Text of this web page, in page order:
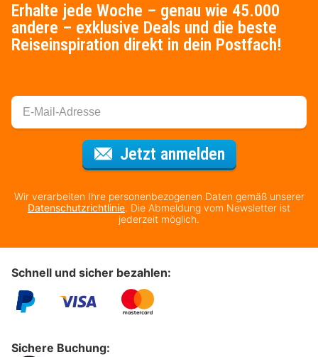
Erhalte jede Woche – genau wie 45.000
andere – exklusive Deals und die beste
Reiseinspiration direkt in dein Postfach!
Jetzt anmeldenFür den
Wir verarbeiten Ihre personenbezogenen Daten gemäß unserer
Datenschutzrichtlinie. Die Abmeldung vom Newsletter ist
jederzeit möglich.
Schnell und sicher bezahlen:
Sichere Buchung: